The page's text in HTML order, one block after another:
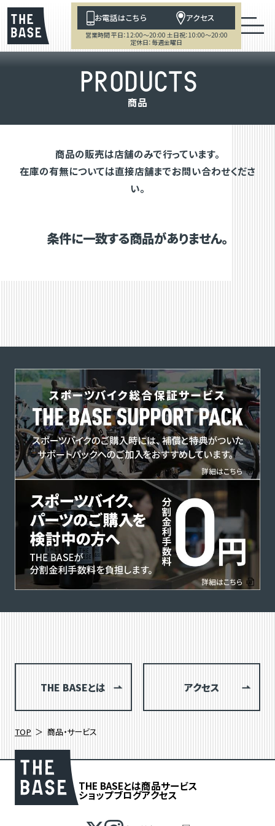
お電話はこちら アクセス
営業時間 平日：12:00～20:00 土日祝：10:00～20:00
定休日：毎週金曜日
PRODUCTS
商品
商品の販売は店舗のみで行っています。
在庫の有無については直接店舗までお問い合わせくださ
い。
条件に一致する商品がありません。
THE BASEとは アクセス
TOP 商品・サービス
THE BASEとは商品サービス
ショップブログアクセス